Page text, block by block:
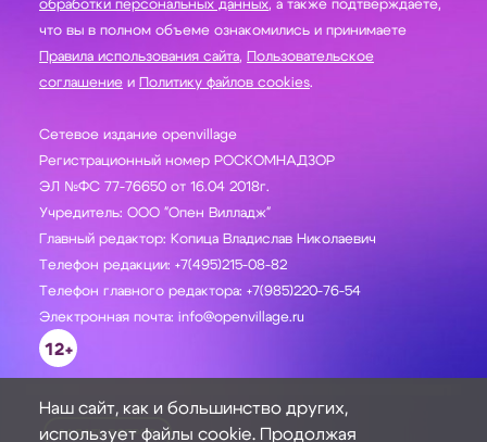
обработки персональных данных, а также подтверждаете,
что вы в полном объеме ознакомились и принимаете
Правила использования сайта, Пользовательское
соглашение и Политику файлов cookies.
Сетевое издание openvillage
Регистрационный номер РОСКОМНАДЗОР
ЭЛ №ФС 77-76650 от 16.04 2018г.
Учредитель: ООО "Опен Вилладж"
Главный редактор: Копица Владислав Николаевич
Телефон редакции: +7(495)215-08-82
Телефон главного редактора: +7(985)220-76-54
Электронная почта: info@openvillage.ru
12+
ЗАДАТЬ ВОПРОС
Наш сайт, как и большинство других,
использует файлы cookie. Продолжая